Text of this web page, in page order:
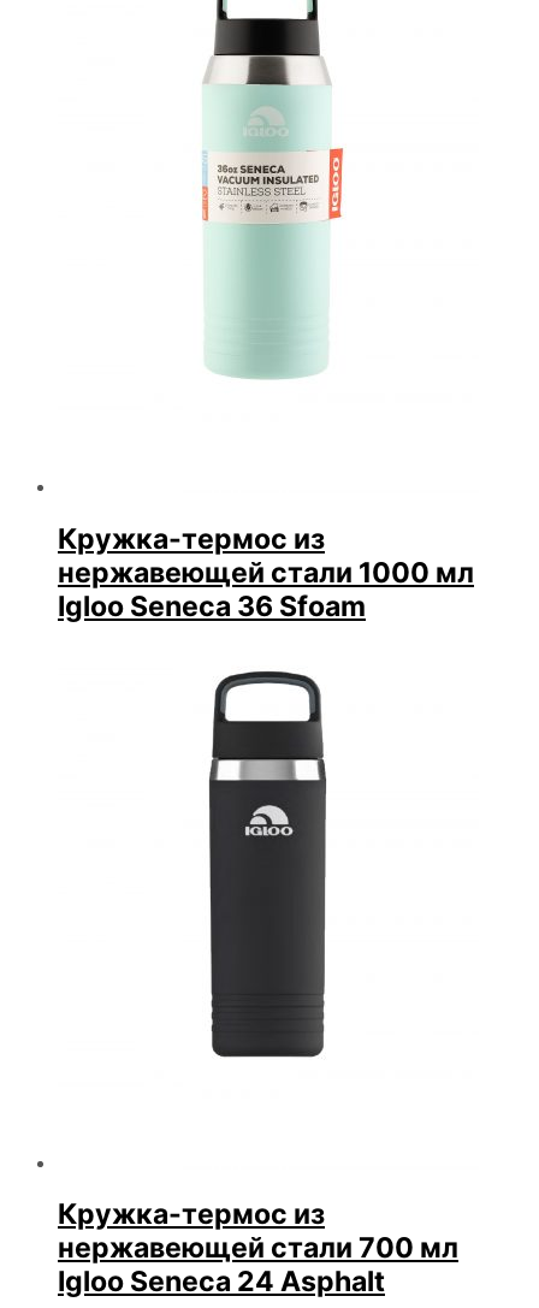
Кружка-термос из
нержавеющей стали 1000 мл
Igloo Seneca 36 Sfoam
Кружка-термос из
нержавеющей стали 700 мл
Igloo Seneca 24 Asphalt